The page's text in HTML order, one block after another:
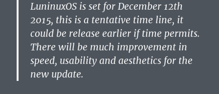
LuninuxOS is set for December 12th
2015, this is a tentative time line, it
could be release earlier if time permits.
There will be much improvement in
speed, usability and aesthetics for the
new update.